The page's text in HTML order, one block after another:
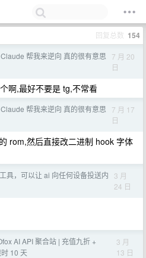
回复总数 154
Claude 帮我来逆向 真的很有意思
7 月 20
日
啊,最好不要是 tg,不常看
Claude 帮我来逆向 真的很有意思
7 月 17
日
rom,然后直接改二进制 hook 字体
具，可以让 ai 向任何设备投送内
3 月
24 日
AI API 聚合站 | 充值九折 +
10 天
3 月
13 日